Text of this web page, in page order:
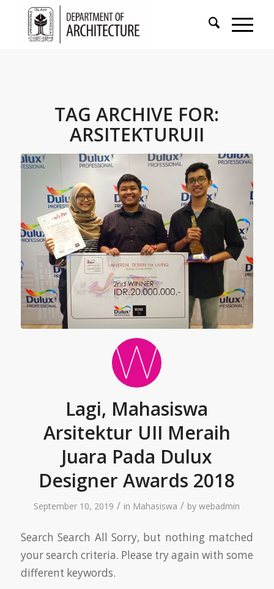
TAG ARCHIVE FOR:
ARSITEKTURUII
Lagi, Mahasiswa
Arsitektur UII Meraih
Juara Pada Dulux
Designer Awards 2018
September 10, 2019 / in Mahasiswa / bywebadmin
Search Search All Sorry, but nothing matched
your search criteria. Please try again with some
different keywords.